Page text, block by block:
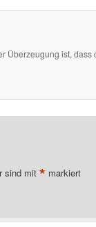
Überzeugung ist, dass
sind mit * markiert